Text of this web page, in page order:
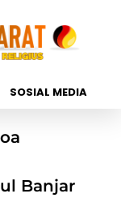
SOSIAL MEDIA
Banjar